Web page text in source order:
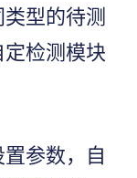
型的待测
检测模块
参数，自